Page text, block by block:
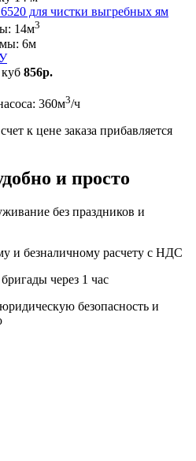
для чистки выгребных ям
14м3
6м
856р.
360м3/ч
к цене заказа прибавляется
и просто
без праздников и
и безналичному расчету с НДС
через 1 час
безопасность и